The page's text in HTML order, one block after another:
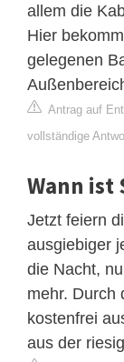
allem die
Hier
gelegenen
Antrag auf
vollständige
Wann ist
Jetzt feiern
ausgiebiger
die Nacht,
mehr. Durch
kostenfrei
aus der